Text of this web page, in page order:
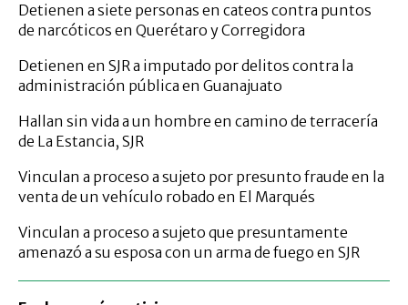
Detienen a siete personas en cateos contra puntos
de narcóticos en Querétaro y Corregidora
Detienen en SJR a imputado por delitos contra la
administración pública en Guanajuato
Hallan sin vida a un hombre en camino de terracería
de La Estancia, SJR
Vinculan a proceso a sujeto por presunto fraude en la
venta de un vehículo robado en El Marqués
Vinculan a proceso a sujeto que presuntamente
amenazó a su esposa con un arma de fuego en SJR